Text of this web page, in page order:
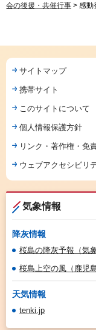
会の後援・共催行事 > 感
サイトマップ
携帯サイト
このサイトについて
個人情報保護方針
リンク・著作権・免
ウェブアクセシビリ
気象情報
降灰情報
桜島の降灰予報（気象
桜島上空の風（鹿児
天気情報
tenki.jp